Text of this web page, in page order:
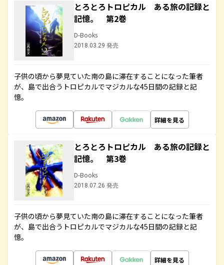
とろとろトロピカル ある旅の記録と
記憶。 第2巻
D-Books
2018.03.29 発売
子供の頃から夢見ていた南の島に滞在することになった筆者
が、島で出合うトロピカルでマジカルな45日間の記録と記
憶。
詳細を見る
とろとろトロピカル ある旅の記録と
記憶。 第3巻
D-Books
2018.07.26 発売
子供の頃から夢見ていた南の島に滞在することになった筆者
が、島で出合うトロピカルでマジカルな45日間の記録と記
憶。
詳細を見る